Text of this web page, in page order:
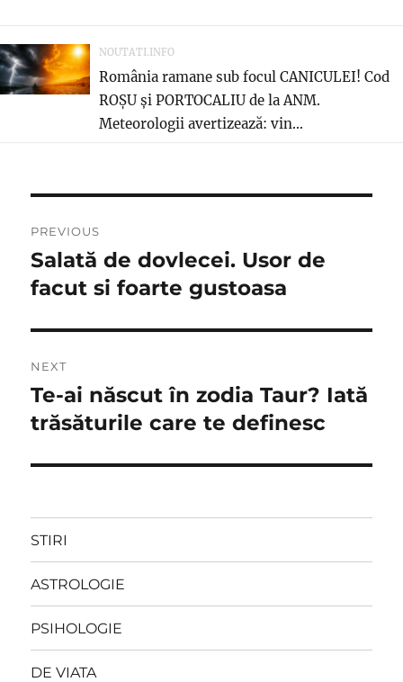
NOUTATI.INFO
România ramane sub focul CANICULEI! Cod
ROȘU și PORTOCALIU de la ANM.
Meteorologii avertizează: vin...
în
articole
PREVIOUS
Previous
post:
Salată de dovlecei. Usor de
facut si foarte gustoasa
NEXT
Next
post:
Te-ai născut în zodia Taur? Iată
trăsăturile care te definesc
STIRI
ASTROLOGIE
PSIHOLOGIE
DE VIATA